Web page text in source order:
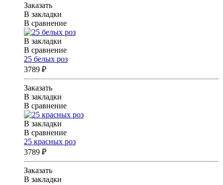
Заказать
В закладки
В сравнение
В закладки
В сравнение
25 белых роз
3789 ₽
Заказать
В закладки
В сравнение
В закладки
В сравнение
25 красных роз
3789 ₽
Заказать
В закладки